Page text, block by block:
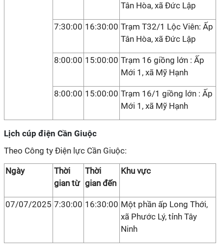
Tân Hòa, xã Đức Lập
7:30:00 16:30:00 Trạm T32/1 Lộc Viên: Ấp
Tân Hòa, xã Đức Lập
8:00:00 15:00:00 Trạm 16 giồng lớn : Ấp
Mới 1, xã Mỹ Hạnh
8:00:00 15:00:00 Trạm 16/1 giồng lớn : Ấp
Mới 1, xã Mỹ Hạnh
Lịch cúp điện Cần Giuộc
Theo Công ty Điện lực Cần Giuộc:
Ngày
Thời
gian từ
Thời
gian đến
Khu vực
07/07/2025 7:30:00 16:30:00 Một phần ấp Long Thới,
xã Phước Lý, tỉnh Tây
Ninh